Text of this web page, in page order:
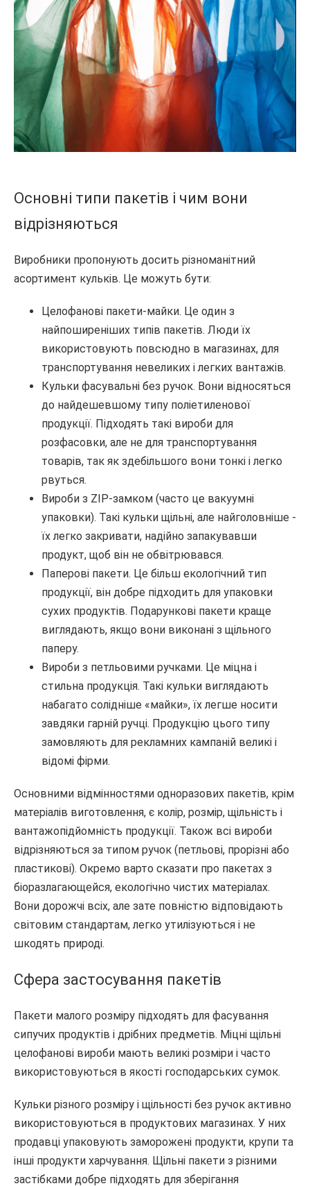
Основні типи пакетів і чим вони
відрізняються
Виробники пропонують досить різноманітний
асортимент кульків. Це можуть бути:
Целофанові пакети-майки. Це один з
найпоширеніших типів пакетів. Люди їх
використовують повсюдно в магазинах, для
транспортування невеликих і легких вантажів.
Кульки фасувальні без ручок. Вони відносяться
до найдешевшому типу поліетиленової
продукції. Підходять такі вироби для
розфасовки, але не для транспортування
товарів, так як здебільшого вони тонкі і легко
рвуться.
Вироби з ZIP-замком (часто це вакуумні
упаковки). Такі кульки щільні, але найголовніше -
їх легко закривати, надійно запакувавши
продукт, щоб він не обвітрювався.
Паперові пакети. Це більш екологічний тип
продукції, він добре підходить для упаковки
сухих продуктів. Подарункові пакети краще
виглядають, якщо вони виконані з щільного
паперу.
Вироби з петльовими ручками. Це міцна і
стильна продукція. Такі кульки виглядають
набагато солідніше «майки», їх легше носити
завдяки гарній ручці. Продукцію цього типу
замовляють для рекламних кампаній великі і
відомі фірми.
Основними відмінностями одноразових пакетів, крім
матеріалів виготовлення, є колір, розмір, щільність і
вантажопідйомність продукції. Також всі вироби
відрізняються за типом ручок (петльові, прорізні або
пластикові). Окремо варто сказати про пакетах з
біоразлагающейся, екологічно чистих матеріалах.
Вони дорожчі всіх, але зате повністю відповідають
світовим стандартам, легко утилізуються і не
шкодять природі.
Сфера застосування пакетів
Пакети малого розміру підходять для фасування
сипучих продуктів і дрібних предметів. Міцні щільні
целофанові вироби мають великі розміри і часто
використовуються в якості господарських сумок.
Кульки різного розміру і щільності без ручок активно
використовуються в продуктових магазинах. У них
продавці упаковують заморожені продукти, крупи та
інші продукти харчування. Щільні пакети з різними
застібками добре підходять для зберігання